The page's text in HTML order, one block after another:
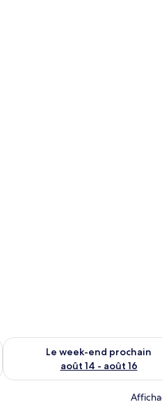
août 7 - août 9
Le week-end prochain
août 14 - août 16
Vérifier la disponibilité pour le